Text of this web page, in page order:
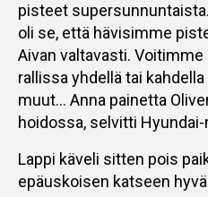
pisteet
oli se, että hävisimme
Aivan valtavasti.
rallissa yhdellä tai
muut… Anna painetta
hoidossa, selvitti
Lappi käveli sitten pois
epäuskoisen katseen